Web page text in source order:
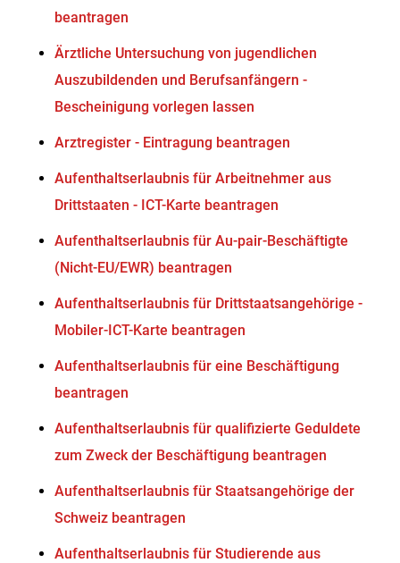
beantragen
Ärztliche Untersuchung von jugendlichen
Auszubildenden und Berufsanfängern -
Bescheinigung vorlegen lassen
Arztregister - Eintragung beantragen
Aufenthaltserlaubnis für Arbeitnehmer aus
Drittstaaten - ICT-Karte beantragen
Aufenthaltserlaubnis für Au-pair-Beschäftigte
(Nicht-EU/EWR) beantragen
Aufenthaltserlaubnis für Drittstaatsangehörige -
Mobiler-ICT-Karte beantragen
Aufenthaltserlaubnis für eine Beschäftigung
beantragen
Aufenthaltserlaubnis für qualifizierte Geduldete
zum Zweck der Beschäftigung beantragen
Aufenthaltserlaubnis für Staatsangehörige der
Schweiz beantragen
Aufenthaltserlaubnis für Studierende aus